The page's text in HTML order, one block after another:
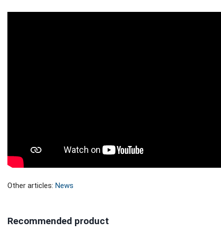
Other articles: News
Recommended product